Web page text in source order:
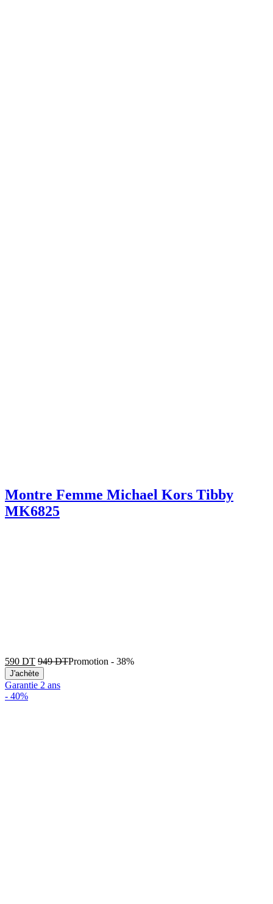
Montre Femme Michael Kors Tibby
MK6825
590 DT 949DTPromotion - 38%
J'achète
Garantie 2 ans
- 40%